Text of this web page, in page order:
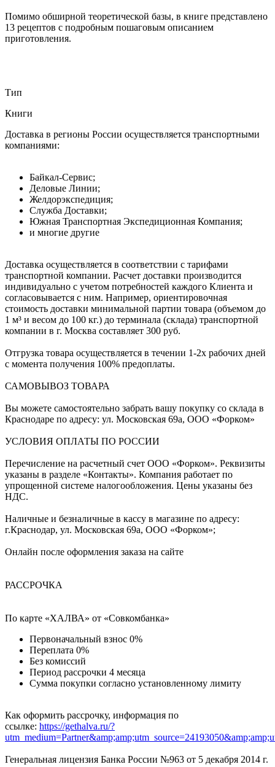
Помимо обширной теоретической базы, в книге представлено
13 рецептов с подробным пошаговым описанием
приготовления.
Тип
Книги
Доставка в регионы России осуществляется транспортными
компаниями:
Байкал-Сервис;
Деловые Линии;
Желдорэкспедиция;
Служба Доставки;
Южная Транспортная Экспедиционная Компания;
и многие другие
Доставка осуществляется в соответствии с тарифами
транспортной компании. Расчет доставки производится
индивидуально с учетом потребностей каждого Клиента и
согласовывается с ним. Например, ориентировочная
стоимость доставки минимальной партии товара (объемом до
1 м³ и весом до 100 кг.) до терминала (склада) транспортной
компании в г. Москва составляет 300 руб.
Отгрузка товара осуществляется в течении 1-2х рабочих дней
с момента получения 100% предоплаты.
САМОВЫВОЗ ТОВАРА
Вы можете самостоятельно забрать вашу покупку со склада в
Краснодаре по адресу: ул. Московская 69а, ООО «Форком»
УСЛОВИЯ ОПЛАТЫ ПО РОССИИ
Перечисление на расчетный счет ООО «Форком». Реквизиты
указаны в разделе «Контакты». Компания работает по
упрощенной системе налогообложения. Цены указаны без
НДС.
Наличные и безналичные в кассу в магазине по адресу:
г.Краснодар, ул. Московская 69а, ООО «Форком»;
Онлайн после оформления заказа на сайте
РАССРОЧКА
По карте «ХАЛВА» от «Совкомбанка»
Первоначальный взнос 0%
Переплата 0%
Без комиссий
Период рассрочки 4 месяца
Сумма покупки согласно установленному лимиту
Как оформить рассрочку, информация по
ссылке: https://gethalva.ru/?
Генеральная лицензия Банка России №963 от 5 декабря 2014 г.